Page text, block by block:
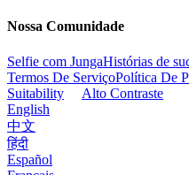
Nossa Comunidade
Selfie com JungaHistórias de
Termos De ServiçoPolítica De
Suitability
Alto Contraste
English
中文
हिंदी
Español